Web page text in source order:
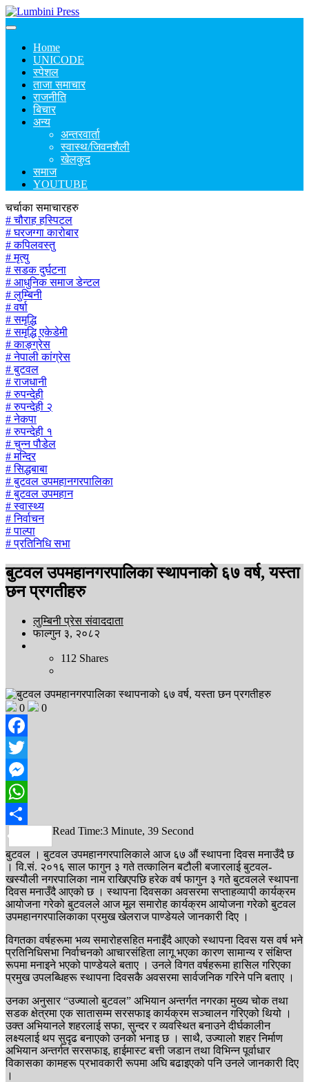
Home
UNICODE
स्पेशल
ताजा समाचार
राजनीति
बिचार
अन्य
अन्तरवार्ता
स्वास्थ/जिवनशैली
खेलकुद
समाज
YOUTUBE
चर्चाका समाचारहरु
# चौराह हस्पिटल
# घरजग्गा कारोबार
# कपिलवस्तु
# मृत्यु
# सडक दुर्घटना
# आधुनिक समाज डेन्टल
# लुम्बिनी
# वर्षा
# समृद्धि
# समृद्धि एकेडेमी
# काङ्ग्रेस
# नेपाली कांग्रेस
# बुटवल
# राजधानी
# रुपन्देही
# रुपन्देही २
# नेकपा
# रुपन्देही १
# चुन्न पौडेल
# मन्दिर
# सिद्धबाबा
# बुटवल उपमहानगरपालिका
# बुटवल उपमहान
# स्वास्थ्य
# निर्वाचन
# पाल्पा
# प्रतिनिधि सभा
बुटवल उपमहानगरपालिका स्थापनाकाे ६७ वर्ष, यस्ता
छन प्रगतीहरु
लुम्बिनी प्रेस संवाददाता
फाल्गुन ३, २०८२
112 Shares
0 0
Facebook
Twitter
Messenger
WhatsApp
Share
Read Time:3 Minute, 39 Second
बुटवल । बुटवल उपमहानगरपालिकाले आज ६७ औं स्थापना दिवस मनाउँदै छ
। वि.सं. २०१६ साल फागुन ३ गते तत्कालिन बटौली बजारलाई बुटवल-
खस्यौली नगरपालिका नाम राखिएपछि हरेक वर्ष फागुन ३ गते बुटवलले स्थापना
दिवस मनाउँदै आएको छ । स्थापना दिवसका अवसरमा सप्ताहव्यापी कार्यक्रम
आयोजना गरेको बुटवलले आज मूल समारोह कार्यक्रम आयोजना गरेको बुटवल
उपमहानगरपालिकाका प्रमुख खेलराज पाण्डेयले जानकारी दिए ।
विगतका वर्षहरूमा भव्य समारोहसहित मनाइँदै आएको स्थापना दिवस यस वर्ष भने
प्रतिनिधिसभा निर्वाचनको आचारसंहिता लागू भएका कारण सामान्य र संक्षिप्त
रूपमा मनाइने भएको पाण्डेयले बताए । उनले विगत वर्षहरूमा हासिल गरिएका
प्रमुख उपलब्धिहरू स्थापना दिवसकै अवसरमा सार्वजनिक गरिने पनि बताए ।
उनका अनुसार “उज्यालो बुटवल” अभियान अन्तर्गत नगरका मुख्य चोक तथा
सडक क्षेत्रमा एक सातासम्म सरसफाइ कार्यक्रम सञ्चालन गरिएको थियो ।
उक्त अभियानले शहरलाई सफा, सुन्दर र व्यवस्थित बनाउने दीर्घकालीन
लक्ष्यलाई थप सुदृढ बनाएको उनको भनाइ छ । साथै, उज्यालो शहर निर्माण
अभियान अन्तर्गत सरसफाइ, हाईमास्ट बत्ती जडान तथा विभिन्न पूर्वाधार
विकासका कामहरू प्रभावकारी रूपमा अघि बढाइएको पनि उनले जानकारी दिए
।